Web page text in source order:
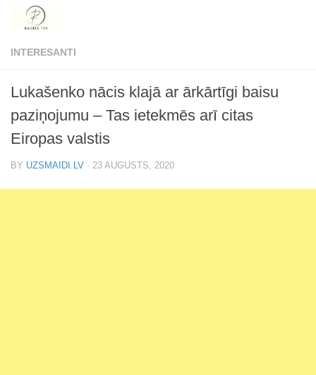
Skip to content
INTERESANTI
Lukašenko nācis klajā ar ārkārtīgi baisu
paziņojumu – Tas ietekmēs arī citas
Eiropas valstis
BY UZSMAIDI.LV · 23 AUGUSTS, 2020